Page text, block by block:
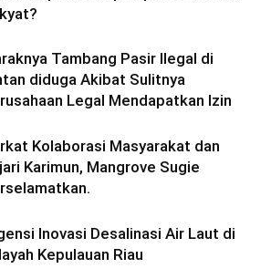
Tambang Pasir Ilegal di
diduga Akibat Sulitnya
Legal Mendapatkan Izin
Kolaborasi Masyarakat dan
Karimun, Mangrove Sugie
Inovasi Desalinasi Air Laut di
Kepulauan Riau